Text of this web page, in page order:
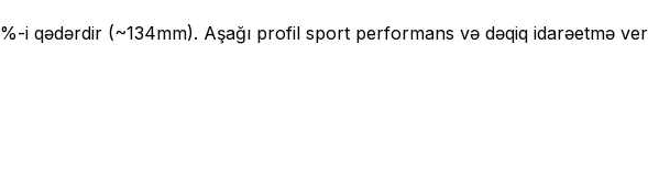
%-i qədərdir (~134mm). Aşağı profil sport performans və dəqiq idarəetmə